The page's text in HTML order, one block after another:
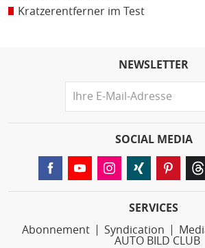
Kratzerentferner im Test
NEWSLETTER
SOCIAL MEDIA
SERVICES
Abonnement
Syndication
AUTO BILD CLUB